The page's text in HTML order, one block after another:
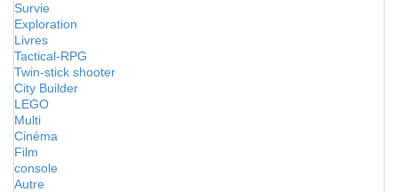
Survie
Exploration
Livres
Tactical-RPG
Twin-stick shooter
City Builder
LEGO
Multi
Cinéma
Film
console
Autre